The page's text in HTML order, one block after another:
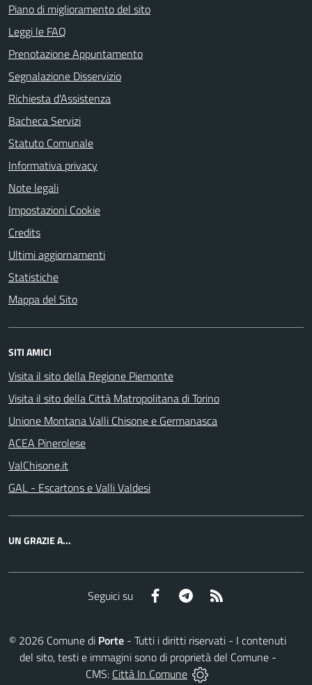
Piano di miglioramento del sito
Leggi le FAQ
Prenotazione Appuntamento
Segnalazione Disservizio
Richiesta d'Assistenza
Bacheca Servizi
Statuto Comunale
Informativa privacy
Note legali
Impostazioni Cookie
Credits
Ultimi aggiornamenti
Statistiche
Mappa del Sito
SITI AMICI
Visita il sito della Regione Piemonte
Visita il sito della Città Matropolitana di Torino
Unione Montana Valli Chisone e Germanasca
ACEA Pinerolese
ValChisone.it
GAL - Escartons e Valli Valdesi
UN GRAZIE A...
Seguici su Facebook Telegram
© 2026 Comune di Porte - Tutti i diritti riservati - I contenuti
del sito, testi e immagini sono di proprietà del Comune -
CMS: Città In Comune